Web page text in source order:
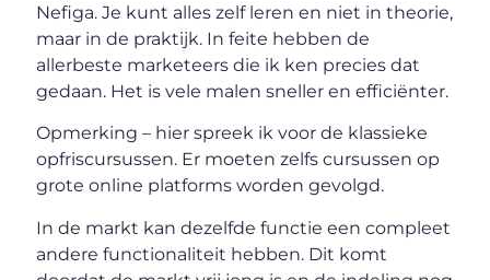
Nefiga. Je kunt alles zelf leren en niet in theorie,
maar in de praktijk. In feite hebben de
allerbeste marketeers die ik ken precies dat
gedaan. Het is vele malen sneller en efficiënter.
Opmerking – hier spreek ik voor de klassieke
opfriscursussen. Er moeten zelfs cursussen op
grote online platforms worden gevolgd.
In de markt kan dezelfde functie een compleet
andere functionaliteit hebben. Dit komt